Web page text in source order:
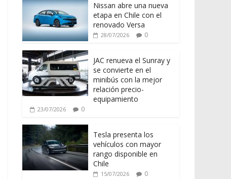
Nissan abre una nueva
etapa en Chile con el
renovado Versa
28/07/2026 0
JAC renueva el Sunray y
se convierte en el
minibús con la mejor
relación precio-
equipamiento
23/07/2026 0
Tesla presenta los
vehículos con mayor
rango disponible en
Chile
15/07/2026 0